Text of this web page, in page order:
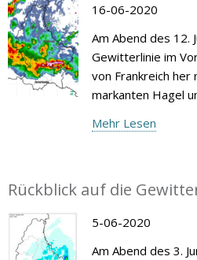
16-06-2020
Am Abend des 12.
Gewitterlinie im
von Frankreich her
markanten Hagel
Mehr Lesen
Rückblick auf die
5-06-2020
Am Abend des 3.